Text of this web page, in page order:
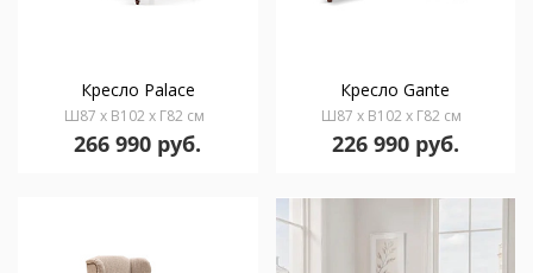
Кресло Palace
Ш87 x В102 x Г82 см
266 990 руб.
Кресло Gante
Ш87 x В102 x Г82 см
226 990 руб.